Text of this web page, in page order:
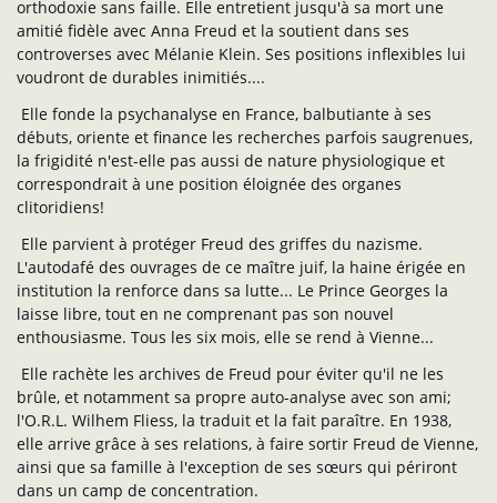
orthodoxie sans faille. Elle entretient jusqu'à sa mort une
amitié fidèle avec Anna Freud et la soutient dans ses
controverses avec Mélanie Klein. Ses positions inflexibles lui
voudront de durables inimitiés....
Elle fonde la psychanalyse en France, balbutiante à ses
débuts, oriente et finance les recherches parfois saugrenues,
la frigidité n'est-elle pas aussi de nature physiologique et
correspondrait à une position éloignée des organes
clitoridiens!
Elle parvient à protéger Freud des griffes du nazisme.
L'autodafé des ouvrages de ce maître juif, la haine érigée en
institution la renforce dans sa lutte... Le Prince Georges la
laisse libre, tout en ne comprenant pas son nouvel
enthousiasme. Tous les six mois, elle se rend à Vienne...
Elle rachète les archives de Freud pour éviter qu'il ne les
brûle, et notamment sa propre auto-analyse avec son ami;
l'O.R.L. Wilhem Fliess, la traduit et la fait paraître. En 1938,
elle arrive grâce à ses relations, à faire sortir Freud de Vienne,
ainsi que sa famille à l'exception de ses sœurs qui périront
dans un camp de concentration.